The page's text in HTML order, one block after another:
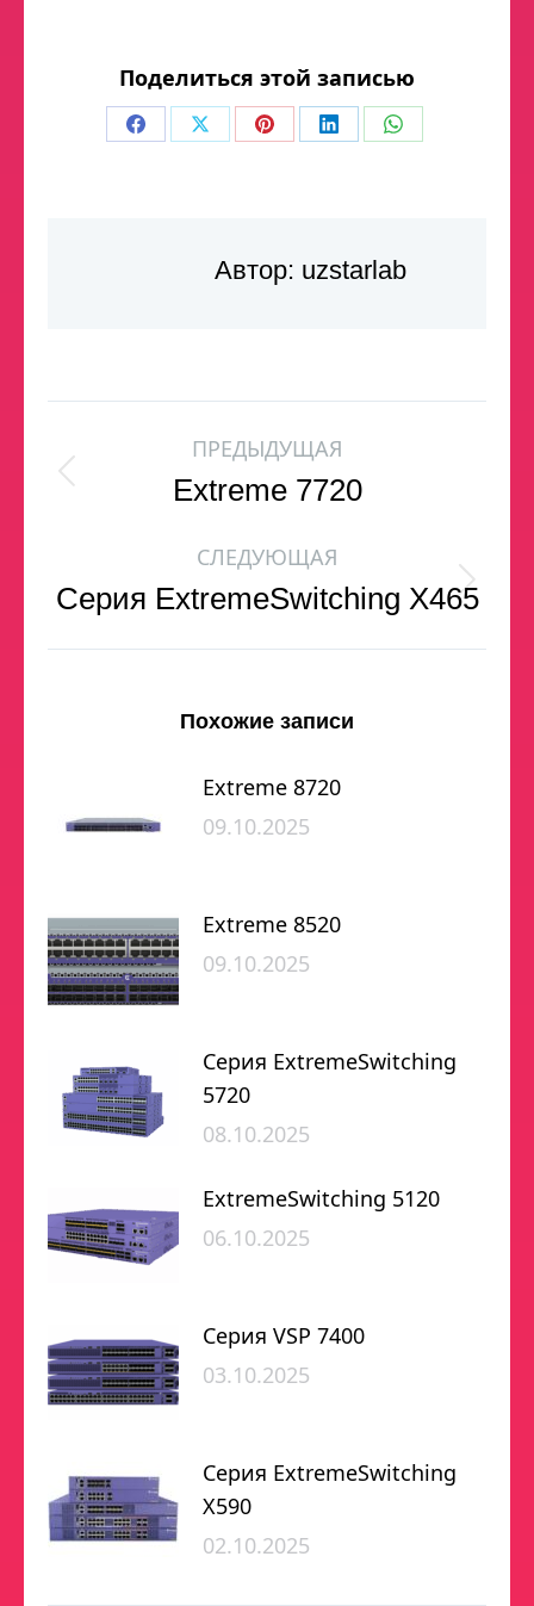
Поделиться этой записью
Автор: uzstarlab
ПРЕДЫДУЩАЯ
Extreme 7720
СЛЕДУЮЩАЯ
Серия ExtremeSwitching X465
Похожие записи
Extreme 8720
09.10.2025
Extreme 8520
09.10.2025
Серия ExtremeSwitching
5720
08.10.2025
ExtremeSwitching 5120
06.10.2025
Серия VSP 7400
03.10.2025
Серия ExtremeSwitching
X590
02.10.2025